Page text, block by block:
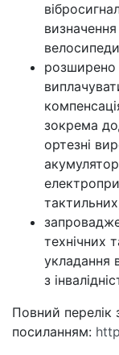
визначення
розширено
зокрема
ортезні
технічних
укладання
з
Повний перелік
посиланням: